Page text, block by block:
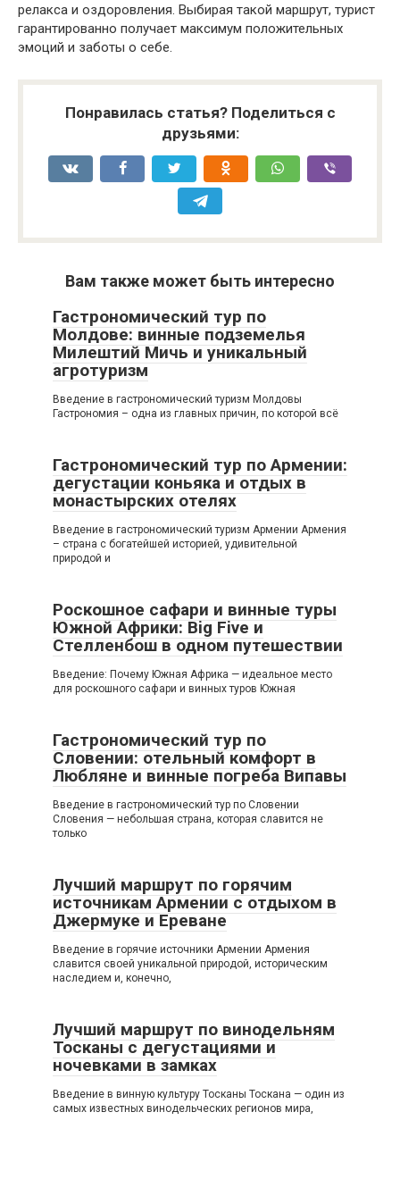
релакса и оздоровления. Выбирая такой маршрут, турист
гарантированно получает максимум положительных
эмоций и заботы о себе.
Понравилась статья? Поделиться с
друзьями:
Вам также может быть интересно
Гастрономический тур по
Молдове: винные подземелья
Милештий Мичь и уникальный
агротуризм
Введение в гастрономический туризм Молдовы
Гастрономия – одна из главных причин, по которой всё
Гастрономический тур по Армении:
дегустации коньяка и отдых в
монастырских отелях
Введение в гастрономический туризм Армении Армения
– страна с богатейшей историей, удивительной
природой и
Роскошное сафари и винные туры
Южной Африки: Big Five и
Стелленбош в одном путешествии
Введение: Почему Южная Африка — идеальное место
для роскошного сафари и винных туров Южная
Гастрономический тур по
Словении: отельный комфорт в
Любляне и винные погреба Випавы
Введение в гастрономический тур по Словении
Словения — небольшая страна, которая славится не
только
Лучший маршрут по горячим
источникам Армении с отдыхом в
Джермуке и Ереване
Введение в горячие источники Армении Армения
славится своей уникальной природой, историческим
наследием и, конечно,
Лучший маршрут по винодельням
Тосканы с дегустациями и
ночевками в замках
Введение в винную культуру Тосканы Тоскана — один из
самых известных винодельческих регионов мира,